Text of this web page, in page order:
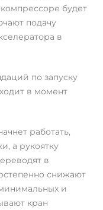
будет
подачу
в
по запуску
в момент
работать,
а рукоятку
в
снижают
и
кран